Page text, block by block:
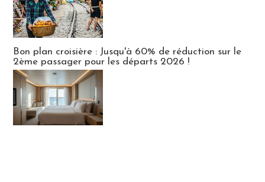
Bon plan croisière : Jusqu'à 60% de réduction sur le
2ème passager pour les départs 2026 !